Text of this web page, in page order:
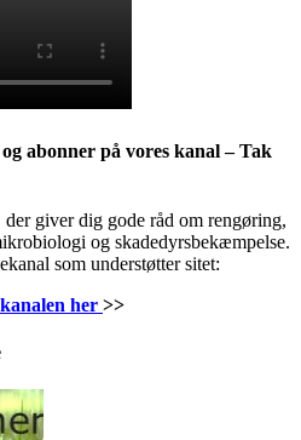
abonner på vores kanal – Tak
giver dig gode råd om rengøring,
og skadedyrsbekæmpelse.
som understøtter sitet:
her >>